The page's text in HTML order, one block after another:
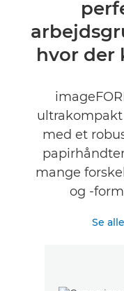
hvor der
med et
mange
og -
Se